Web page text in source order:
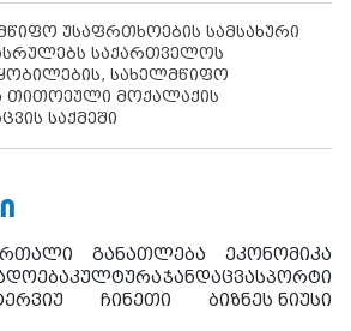
უსაფრთხოების სამსახური
საქართველოს
სახელმწიფო
თითოეული მოქალაქის
საქმეში
განათლება
ეკონომიკა
კულტურაჯანდაცვასპორტი
ჩინეთი ბიზნეს ნიუსი